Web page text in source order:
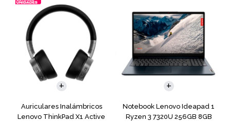
Auriculares Inalámbricos
Lenovo ThinkPad X1 Active
Notebook Lenovo Ideapad 1
Ryzen 3 7320U 256GB 8GB